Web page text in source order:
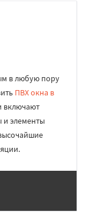
в любую пору
ПВХ окна в
включают
и элементы